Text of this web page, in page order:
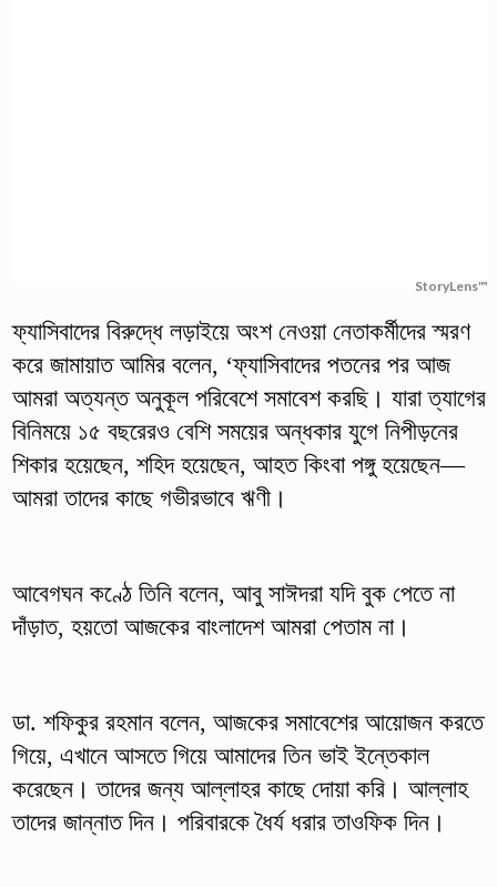
StoryLens™
ফ্যাসিবাদের বিরুদ্ধে লড়াইয়ে অংশ নেওয়া নেতাকর্মীদের স্মরণ
করে জামায়াত আমির বলেন, ‘ফ্যাসিবাদের পতনের পর আজ
আমরা অত্যন্ত অনুকূল পরিবেশে সমাবেশ করছি। যারা ত্যাগের
বিনিময়ে ১৫ বছরেরও বেশি সময়ের অন্ধকার যুগে নিপীড়নের
শিকার হয়েছেন, শহিদ হয়েছেন, আহত কিংবা পঙ্গু হয়েছেন—
আমরা তাদের কাছে গভীরভাবে ঋণী।
আবেগঘন কণ্ঠে তিনি বলেন, আবু সাঈদরা যদি বুক পেতে না
দাঁড়াত, হয়তো আজকের বাংলাদেশ আমরা পেতাম না।
ডা. শফিকুর রহমান বলেন, আজকের সমাবেশের আয়োজন করতে
গিয়ে, এখানে আসতে গিয়ে আমাদের তিন ভাই ইন্তেকাল
করেছেন। তাদের জন্য আল্লাহর কাছে দোয়া করি। আল্লাহ
তাদের জান্নাত দিন। পরিবারকে ধৈর্য ধরার তাওফিক দিন।